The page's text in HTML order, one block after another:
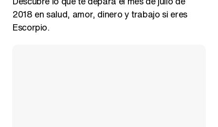
2018 en salud, amor, dinero y trabajo si eres
Escorpio.